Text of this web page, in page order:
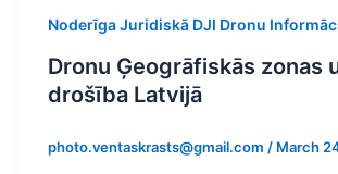
Noderīga Juridiskā DJI Dronu
Dronu Ģeogrāfiskās zonas
drošība Latvijā
photo.ventaskrasts@gmail.com / March